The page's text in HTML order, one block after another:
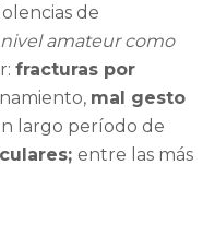
de
amateur como
fracturas por
mal gesto
largo período de
entre las más